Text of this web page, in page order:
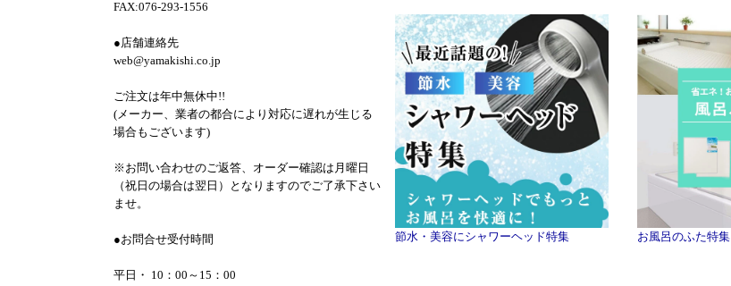
FAX:076-293-1556
●店舗連絡先
web@yamakishi.co.jp
ご注文は年中無休中!!
(メーカー、業者の都合により対応に遅れが生じる
場合もございます)
※お問い合わせのご返答、オーダー確認は月曜日
（祝日の場合は翌日）となりますのでご了承下さい
ませ。
●お問合せ受付時間
平日・ 10：00～15：00
節水・美容にシャワーヘッド特集 お風呂のふた特集